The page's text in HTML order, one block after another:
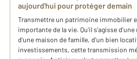
aujourd'hui pour protéger demain
Transmettre un patrimoine immobilier
importante de la vie. Qu'il s'agisse
d'une maison de famille, d'un bien
investissements, cette transmission